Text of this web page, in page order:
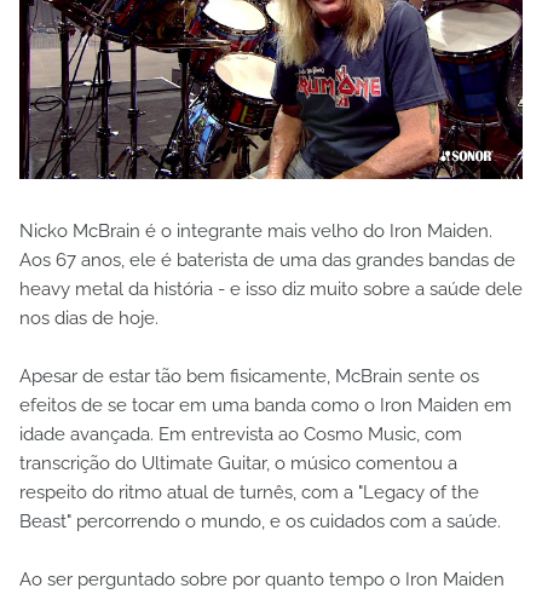
Nicko McBrain é o integrante mais velho do Iron Maiden.
Aos 67 anos, ele é baterista de uma das grandes bandas de
heavy metal da história - e isso diz muito sobre a saúde dele
nos dias de hoje.
Apesar de estar tão bem fisicamente, McBrain sente os
efeitos de se tocar em uma banda como o Iron Maiden em
idade avançada. Em entrevista ao Cosmo Music, com
transcrição do Ultimate Guitar, o músico comentou a
respeito do ritmo atual de turnês, com a "Legacy of the
Beast" percorrendo o mundo, e os cuidados com a saúde.
Ao ser perguntado sobre por quanto tempo o Iron Maiden